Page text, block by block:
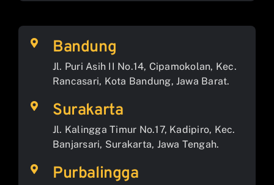
Bandung
Jl. Puri Asih II No.14, Cipamokolan, Kec.
Rancasari, Kota Bandung, Jawa Barat.
Surakarta
Jl. Kalingga Timur No.17, Kadipiro, Kec.
Banjarsari, Surakarta, Jawa Tengah.
Purbalingga